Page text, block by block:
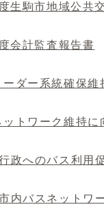
生駒市地域公共
会計監査報告書
ダー系統確保維
トワーク維持
政へのバス利用
内バスネットワ